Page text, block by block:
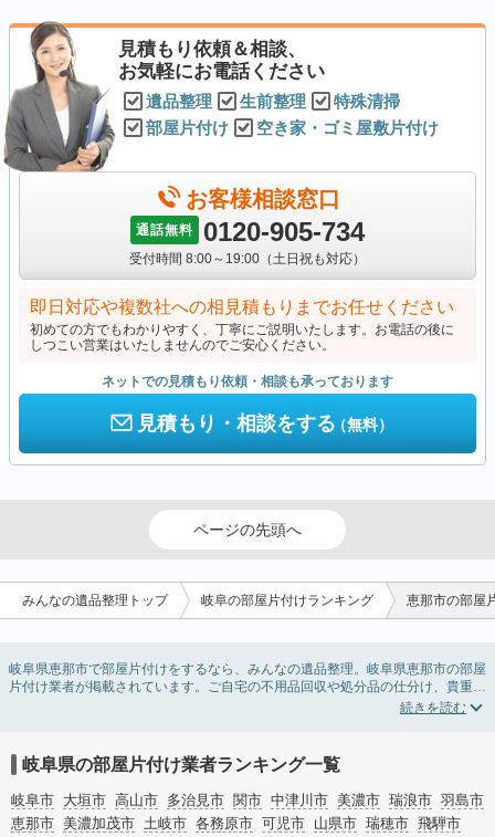
見積もり依頼＆相談、
お気軽にお電話ください
遺品整理 生前整理
特殊清掃
部屋片付け
空き家・ゴミ屋敷片付け
お客様相談窓口
通話無料 0120-905-734
受付時間 8:00～19:00（土日祝も対応）
即日対応や複数社への相見積もりまでお任せください
初めての方でもわかりやすく、丁寧にご説明いたします。お電話の後に
しつこい営業はいたしませんのでご安心ください。
ネットでの見積もり依頼・相談も承っております
見積もり・相談をする（無料）
ページの先頭へ
みんなの遺品整理トップ 岐阜の部屋片付けランキング 恵那市の部屋
岐阜県恵那市で部屋片付けをするなら、みんなの遺品整理。岐阜県恵那市の部屋
片付け業者が掲載されています。ご自宅の不用品回収や処分品の仕分け、貴重品
の捜索などの依頼ができます。岐阜県恵那市の部屋片付けの料金相場情報だけで
う。部屋片付けはいつか着手しようと思っていると、ついつい後回しになってし
まいますが、不用品だと思っていたものに思わぬ買取額が付いていることもあり
ます。
ご自分で無理なくできる片付け方法やご実家の片付けノウハウもお届けしていま
すので、ぜひあわせてご覧ください。
岐阜県の部屋片付け業者ランキング一覧
岐阜市 大垣市 高山市 多治見市 関市 中津川市 美濃市 瑞浪市 羽島市
恵那市 美濃加茂市 土岐市 各務原市 可児市 山県市 瑞穂市 飛騨市